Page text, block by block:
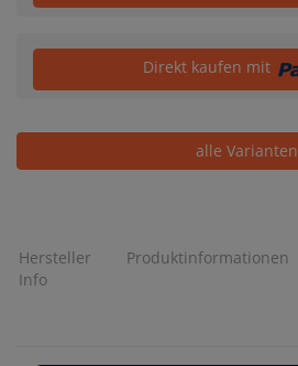
Direkt kaufen mit
alle Varianten
Hersteller
Info
Produktinformationen